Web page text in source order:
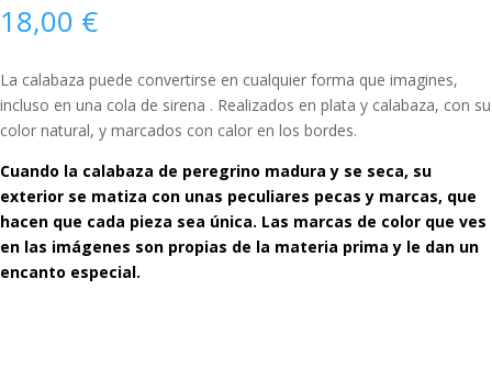
18,00 €
La calabaza puede convertirse en cualquier forma que imagines,
incluso en una cola de sirena . Realizados en plata y calabaza, con su
color natural, y marcados con calor en los bordes.
Cuando la calabaza de peregrino madura y se seca, su
exterior se matiza con unas peculiares pecas y marcas, que
hacen que cada pieza sea única. Las marcas de color que ves
en las imágenes son propias de la materia prima y le dan un
encanto especial.